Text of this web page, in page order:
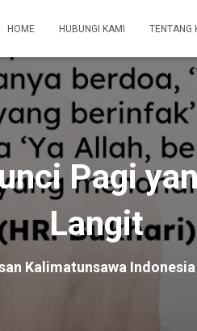
HOME HUBUNGI KAMI TENTANG
Pagi
Langit
Kalimatunsawa Indonesia